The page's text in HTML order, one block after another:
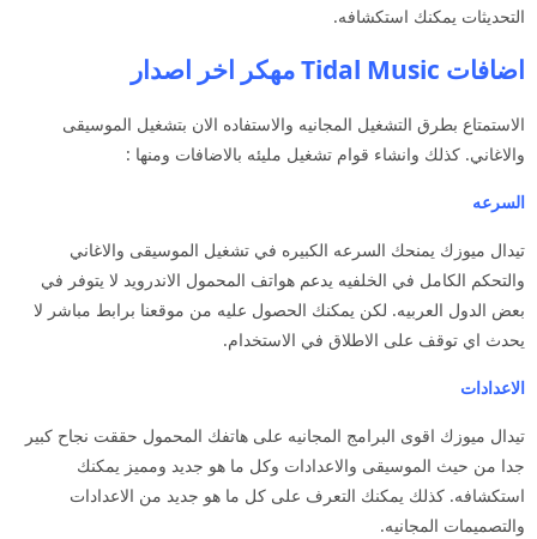
التحديثات يمكنك استكشافه.
اضافات Tidal Music مهكر اخر اصدار
الاستمتاع بطرق التشغيل المجانيه والاستفاده الان بتشغيل الموسيقى
والاغاني. كذلك وانشاء قوام تشغيل مليئه بالاضافات ومنها :
السرعه
تيدال ميوزك يمنحك السرعه الكبيره في تشغيل الموسيقى والاغاني
والتحكم الكامل في الخلفيه يدعم هواتف المحمول الاندرويد لا يتوفر في
بعض الدول العربيه. لكن يمكنك الحصول عليه من موقعنا برابط مباشر لا
يحدث اي توقف على الاطلاق في الاستخدام.
الاعدادات
تيدال ميوزك اقوى البرامج المجانيه على هاتفك المحمول حققت نجاح كبير
جدا من حيث الموسيقى والاعدادات وكل ما هو جديد ومميز يمكنك
استكشافه. كذلك يمكنك التعرف على كل ما هو جديد من الاعدادات
والتصميمات المجانيه.